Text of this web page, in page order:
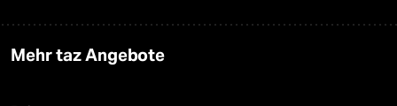
Mehr taz Angebote